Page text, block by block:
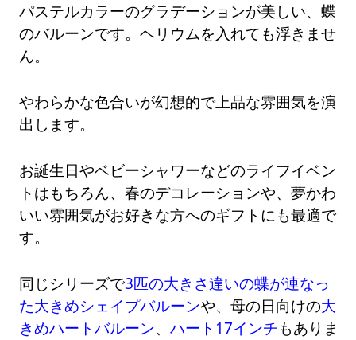
パステルカラーのグラデーションが美しい、蝶
のバルーンです。ヘリウムを入れても浮きませ
ん。
やわらかな色合いが幻想的で上品な雰囲気を演
出します。
お誕生日やベビーシャワーなどのライフイベン
トはもちろん、春のデコレーションや、夢かわ
いい雰囲気がお好きな方へのギフトにも最適で
す。
同じシリーズで3匹の大きさ違いの蝶が連なっ
た大きめシェイプバルーンや、母の日向けの大
きめハートバルーン、ハート17インチもありま